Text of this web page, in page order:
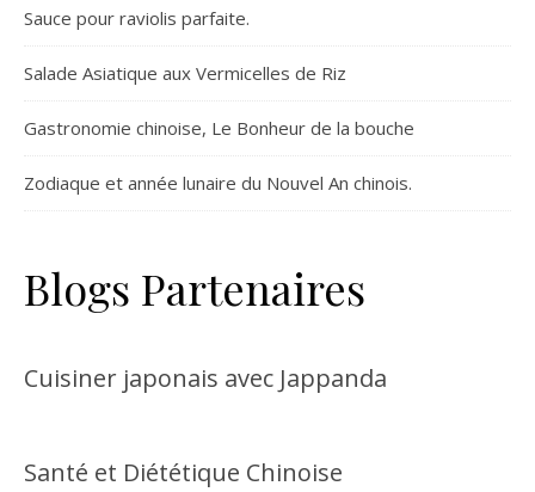
Sauce pour raviolis parfaite.
Salade Asiatique aux Vermicelles de Riz
Gastronomie chinoise, Le Bonheur de la bouche
Zodiaque et année lunaire du Nouvel An chinois.
Blogs Partenaires
Cuisiner japonais avec Jappanda
Santé et Diététique Chinoise